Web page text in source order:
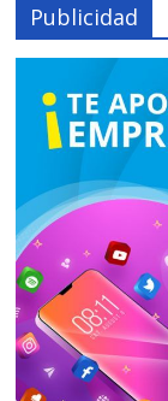
Publicidad